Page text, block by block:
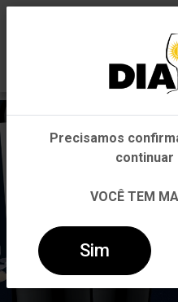
Em que Estado você
Precisamos
continuar
VOCÊ TEM
Sim